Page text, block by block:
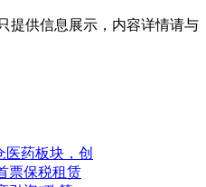
提供信息展示，内容详情请与
医药板块，创
票保税租赁